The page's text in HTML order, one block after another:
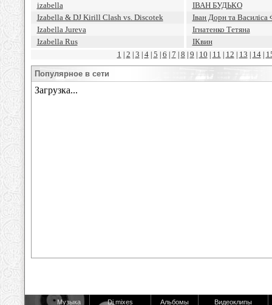
izabella
IВАН БУДЬКО
Izabella & DJ Kirill Clash vs. Discotek
Iван Дорн та Василiса
Izabella Jureva
Iгнатенко Тетяна
Izabella Rus
IКвин
1 2 3 4| 5 6 7 8 9 10 11 12 13 14|
Популярное в сети
Музыка Dj mixes Альбомы Видеоклипы